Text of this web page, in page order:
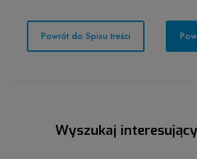
Powrót do Spisu treści
Wyszukaj